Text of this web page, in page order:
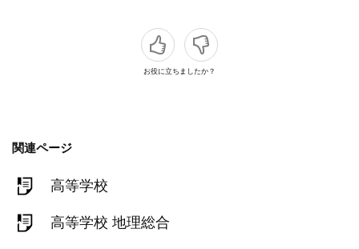
お役に立ちましたか？
関連ページ
高等学校
高等学校 地理総合